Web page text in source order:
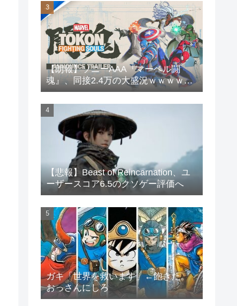
【朗報】ソニーAAA『マーベル闘
魂』、同接2.4万の大盛況ｗｗｗｗｗ
ｗ
【悲報】Beast of Reincarnation、ユ
ーザースコア6.5のクソゲー評価へ
ガキ「世界を救います」←飽きた。
おっさんにしろ